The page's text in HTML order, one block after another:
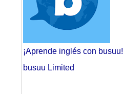
¡Aprende inglés con busuu!
busuu Limited